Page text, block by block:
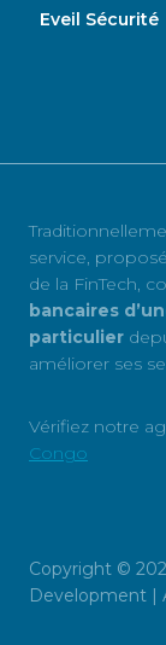
Eveil Sécurité
service,
de la FinTech,
bancaires
particulier
améliorer ses
Vérifiez notre
Congo
Copyright ©
Development |